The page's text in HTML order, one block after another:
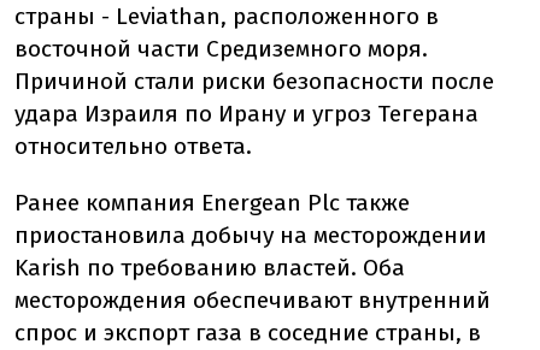
страны - Leviathan, расположенного в
восточной части Средиземного моря.
Причиной стали риски безопасности после
удара Израиля по Ирану и угроз Тегерана
относительно ответа.
Ранее компания Energean Plc также
приостановила добычу на месторождении
Karish по требованию властей. Оба
месторождения обеспечивают внутренний
спрос и экспорт газа в соседние страны, в